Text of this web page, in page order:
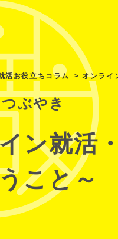
活お役立ちコラム オンライ
ぶやき
ン就活
こと～